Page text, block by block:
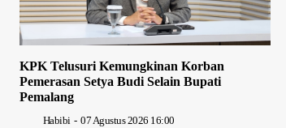
KPK Telusuri Kemungkinan Korban
Pemerasan Setya Budi Selain Bupati
Pemalang
Habibi - 07 Agustus 2026 16:00